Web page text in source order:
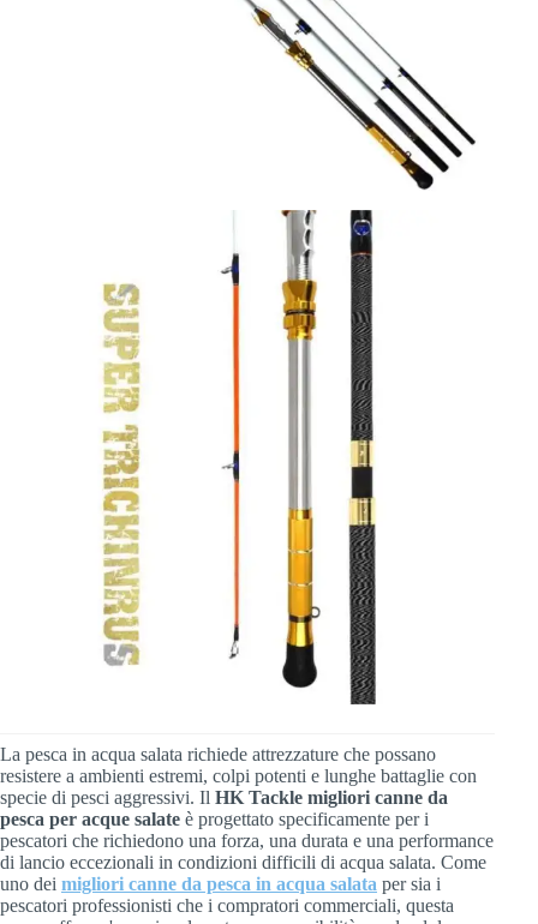
La pesca in acqua salata richiede attrezzature che possano
resistere a ambienti estremi, colpi potenti e lunghe battaglie con
specie di pesci aggressivi. Il HK Tackle migliori canne da
pesca per acque salate è progettato specificamente per i
pescatori che richiedono una forza, una durata e una performance
di lancio eccezionali in condizioni difficili di acqua salata. Come
uno dei migliori canne da pesca in acqua salata per sia i
pescatori professionisti che i compratori commerciali, questa